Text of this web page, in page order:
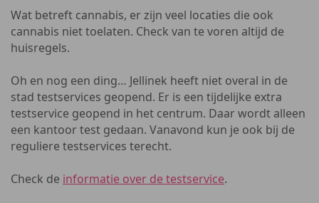
Wat betreft cannabis, er zijn veel locaties die ook
cannabis niet toelaten. Check van te voren altijd de
huisregels.
Oh en nog een ding… Jellinek heeft niet overal in de
stad testservices geopend. Er is een tijdelijke extra
testservice geopend in het centrum. Daar wordt alleen
een kantoor test gedaan. Vanavond kun je ook bij de
reguliere testservices terecht.
Check de informatie over de testservice.